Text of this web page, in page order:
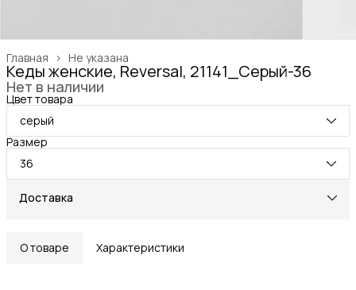
Не указана
Главная ›
Кеды женские, Reversal, 21141_Серый-36
Нет в наличии
Цвет товара
серый
Размер
36
Доставка
О товаре Характеристики